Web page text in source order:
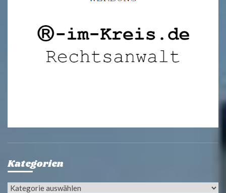
Kategorien
Kategorien